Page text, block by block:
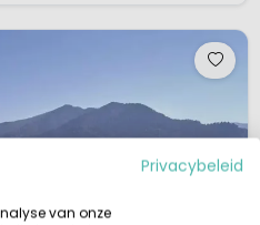
Privacybeleid
van onze